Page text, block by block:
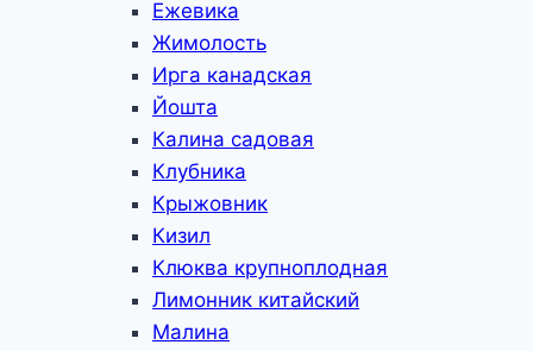
Ежевика
Жимолость
Ирга канадская
Йошта
Калина садовая
Клубника
Крыжовник
Кизил
Клюква крупноплодная
Лимонник китайский
Малина